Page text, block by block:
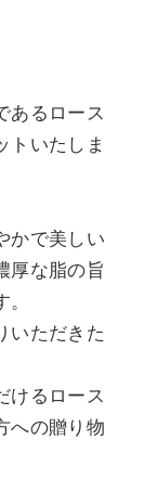
あるロース
トいたしま
かで美しい
厚な脂の旨
いただきた
けるロース
への贈り物